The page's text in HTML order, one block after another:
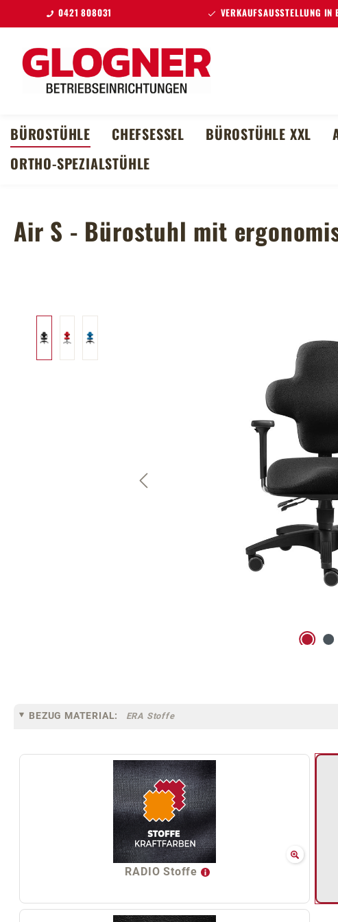
Hauptinhalt springen
Zur Suche springen
Zur Hauptnavigation springen
0421 808031 VERKAUFSAUSSTELLUNG IN
BÜROSTÜHLE CHEFSESSEL BÜROSTÜHLE XXL
ORTHO-SPEZIALSTÜHLE
Air S - Bürostuhl mit
BEZUG MATERIAL: ERA Stoffe
RADIO Stoffe